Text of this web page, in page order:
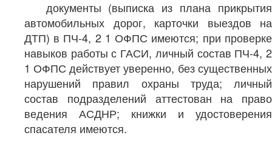
документы (выписка из плана прикрытия
автомобильных дорог, карточки выездов на
ДТП) в ПЧ-4, 2 1 ОФПС имеются; при проверке
навыков работы с ГАСИ, личный состав ПЧ-4, 2
1 ОФПС действует уверенно, без существенных
нарушений правил охраны труда; личный
состав подразделений аттестован на право
ведения АСДНР; книжки и удостоверения
спасателя имеются.